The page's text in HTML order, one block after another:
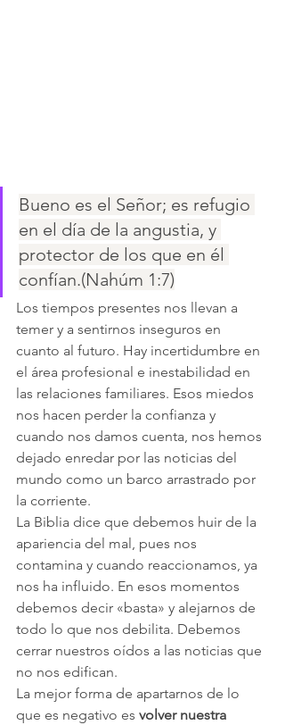
Bueno es el Señor; es refugio
en el día de la angustia, y
protector de los que en él
confían.(Nahúm 1:7)
Los tiempos presentes nos llevan a
temer y a sentirnos inseguros en
cuanto al futuro. Hay incertidumbre en
el área profesional e inestabilidad en
las relaciones familiares. Esos miedos
nos hacen perder la confianza y
cuando nos damos cuenta, nos hemos
dejado enredar por las noticias del
mundo como un barco arrastrado por
la corriente.
La Biblia dice que debemos huir de la
apariencia del mal, pues nos
contamina y cuando reaccionamos, ya
nos ha influido. En esos momentos
debemos decir «basta» y alejarnos de
todo lo que nos debilita. Debemos
cerrar nuestros oídos a las noticias que
no nos edifican.
La mejor forma de apartarnos de lo
que es negativo es volver nuestra